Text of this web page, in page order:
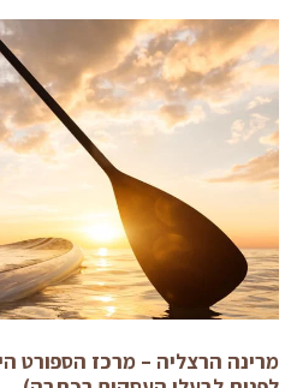
מרינה הרצליה – מרכז הספורט